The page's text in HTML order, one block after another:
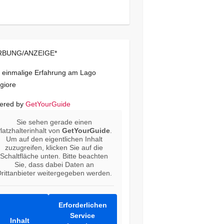
ANZEIGE*
einmalige Erfahrung am Lago
by GetYourGuide
Sie sehen gerade einen
vonGetYourGuide
Um auf den eigentlichen Inhalt
zuzugreifen, klicken Sie auf die
Schaltfläche unten. Bitte beachten
Sie, dass dabei Daten an
weitergegeben werden.
Inhalt
Erforderlichen
Service